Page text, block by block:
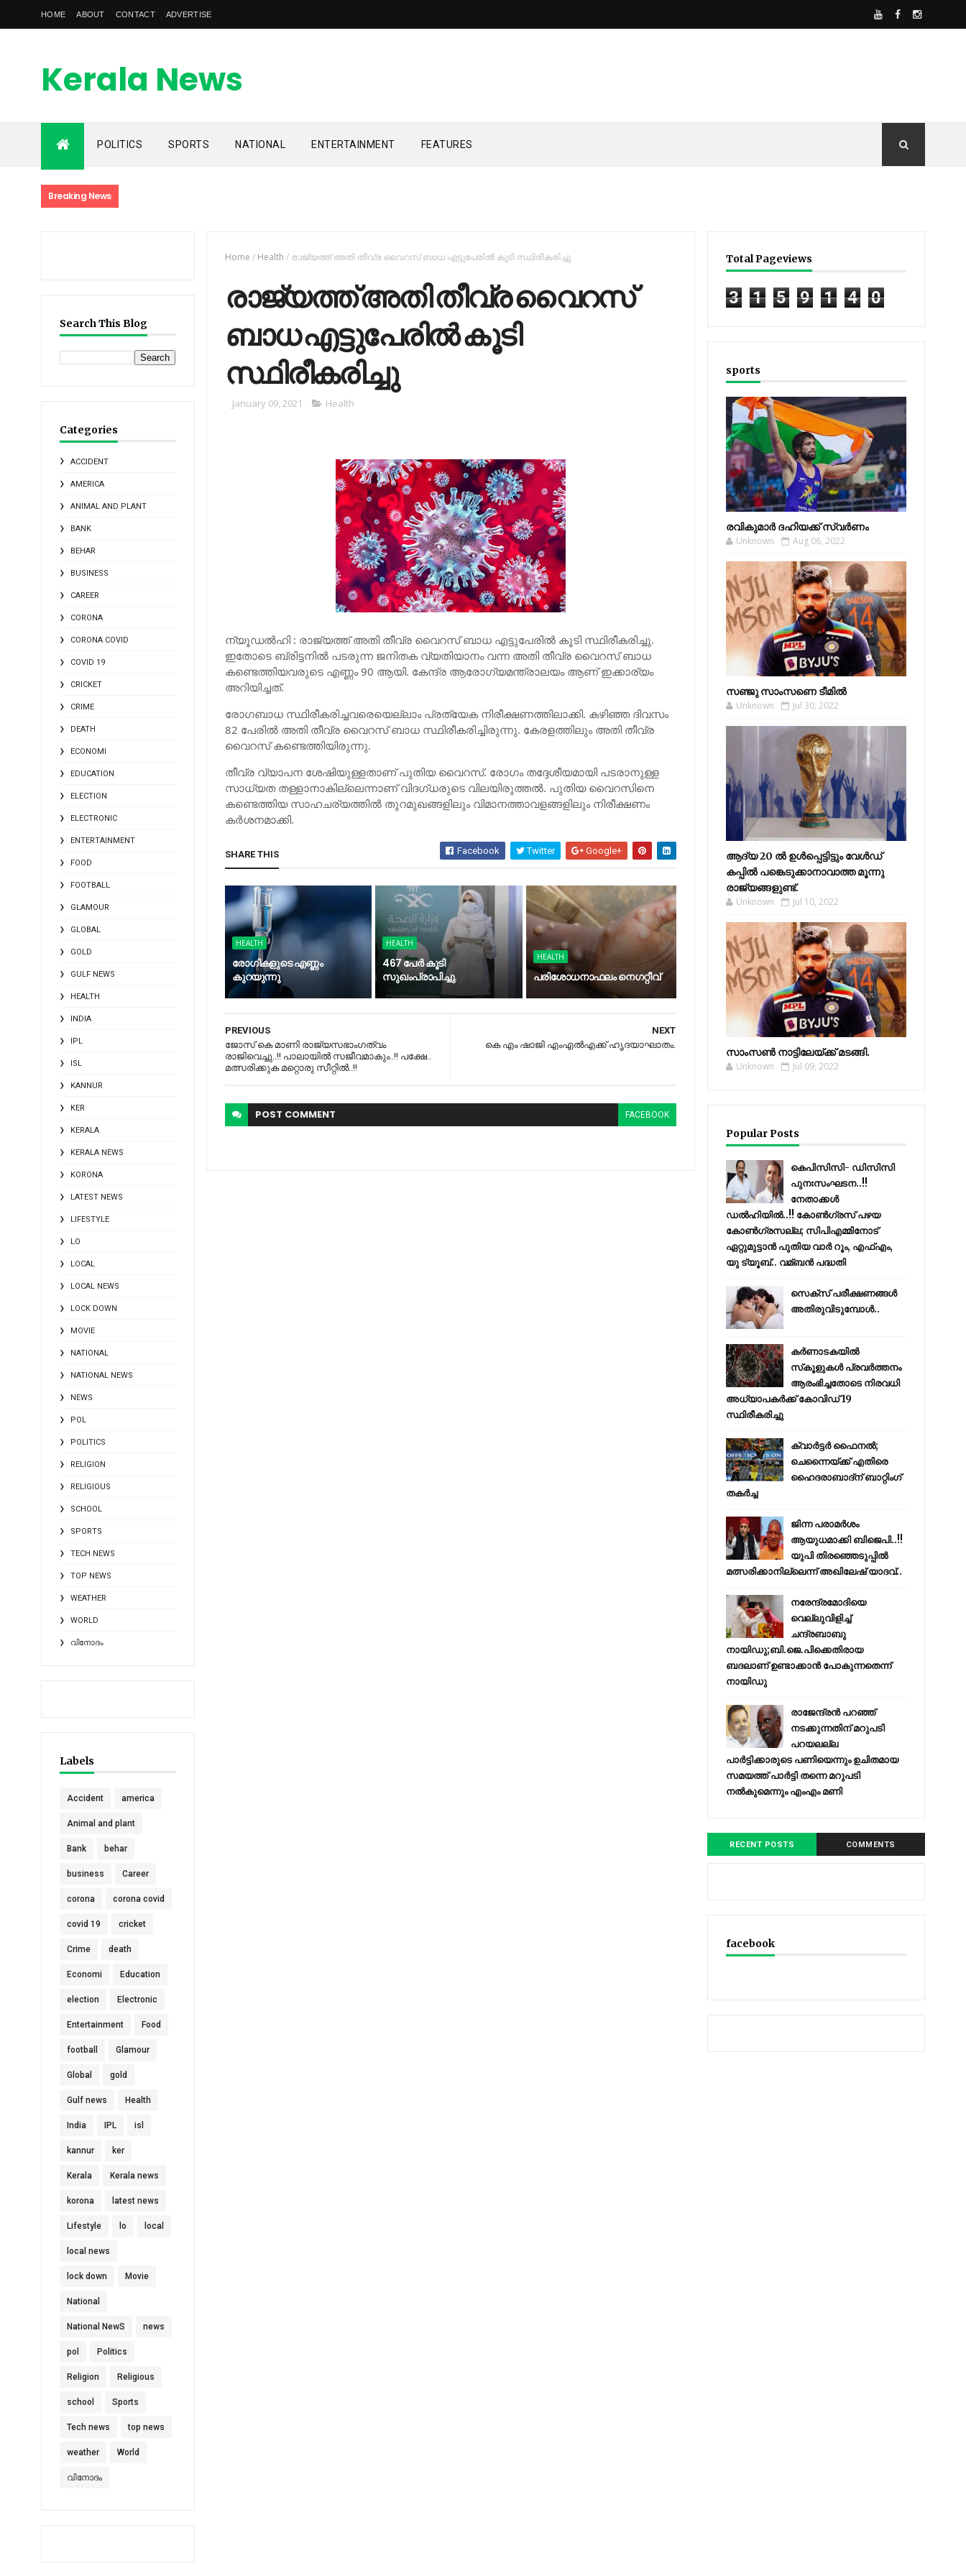
HOME ABOUT CONTACT ADVERTISE
Kerala News
Feed
kerala news feed is the one of the best malayalam online
POLITICS SPORTS NATIONAL ENTERTAINMENT FEATURES
Breaking News
Search This Blog
Categories
ACCIDENT
AMERICA
ANIMAL AND PLANT
BANK
BEHAR
BUSINESS
CAREER
CORONA
CORONA COVID
COVID 19
CRICKET
CRIME
DEATH
ECONOMI
EDUCATION
ELECTION
ELECTRONIC
ENTERTAINMENT
FOOD
FOOTBALL
GLAMOUR
GLOBAL
GOLD
GULF NEWS
HEALTH
INDIA
IPL
ISL
KANNUR
KER
KERALA
KERALA NEWS
KORONA
LATEST NEWS
LIFESTYLE
LO
LOCAL
LOCAL NEWS
LOCK DOWN
MOVIE
NATIONAL
NATIONAL NEWS
NEWS
POL
POLITICS
RELIGION
RELIGIOUS
SCHOOL
SPORTS
TECH NEWS
TOP NEWS
WEATHER
WORLD
വിനോദം
Labels
Accident america
Animal and plant
Bank behar
business Career
corona corona covid
covid 19 cricket
Crime death
Economi Education
election Electronic
Entertainment Food
football Glamour
Global gold
Gulf news Health
India IPL isl
kannur ker
Kerala Kerala news
korona latest news
Lifestyle lo local
local news
lock down Movie
National
National NewS news
pol Politics
Religion Religious
school Sports
Tech news top news
weather World
വിനോദം
Home / Health / രാജ്യത്ത് അതി തീവ്ര വൈറസ് ബാധ എട്ടുപേരില്‍ കൂടി സ്ഥിരീകരിച്ചു
രാജ്യത്ത് അതി തീവ്ര വൈറസ്
ബാധ എട്ടുപേരില്‍ കൂടി
സ്ഥിരീകരിച്ചു
January 09, 2021 Health
ന്യൂഡല്‍ഹി : രാജ്യത്ത് അതി തീവ്ര വൈറസ് ബാധ എട്ടുപേരില്‍ കൂടി സ്ഥിരീകരിച്ചു.
ഇതോടെ ബ്രിട്ടനില്‍ പടരുന്ന ജനിതക വ്യതിയാനം വന്ന അതി തീവ്ര വൈറസ് ബാധ
കണ്ടെത്തിയവരുടെ എണ്ണം 90 ആയി. കേന്ദ്ര ആരോഗ്യമന്ത്രാലയം ആണ് ഇക്കാര്യം
അറിയിച്ചത്.
രോഗബാധ സ്ഥിരീകരിച്ചവരെയെല്ലാം പ്രത്യേക നിരീക്ഷണത്തിലാക്കി. കഴിഞ്ഞ ദിവസം
82 പേരില്‍ അതി തീവ്ര വൈറസ് ബാധ സ്ഥിരീകരിച്ചിരുന്നു. കേരളത്തിലും അതി തീവ്ര
വൈറസ് കണ്ടെത്തിയിരുന്നു.
തീവ്ര വ്യാപന ശേഷിയുള്ളതാണ് പുതിയ വൈറസ്. രോഗം തദ്ദേശീയമായി പടരാനുള്ള
സാധ്യത തള്ളാനാകില്ലെന്നാണ് വിദഗ്ധരുടെ വിലയിരുത്തല്‍. പുതിയ വൈറസിനെ
കണ്ടെത്തിയ സാഹചര്യത്തില്‍ തുറമുഖങ്ങളിലും വിമാനത്താവളങ്ങളിലും നിരീക്ഷണം
കര്‍ശനമാക്കി.
SHARE THIS Facebook Twitter Google+
HEALTH
രോഗികളുടെ എണ്ണം
കുറയുന്നു
HEALTH
467 പേര്‍ കൂടി
സുഖംപ്രാപിച്ചു.
HEALTH
പ​രി​ശോ​ധ​നാ​ഫ​ലം നെ​ഗ​റ്റീ​വ്
NEXT
കെ എം ഷാജി എംഎല്‍എക്ക് ഹൃദയാഘാതം.
PREVIOUS
ജോസ് കെ മാണി രാജ്യസഭാംഗത്വം
രാജിവെച്ചു..!! പാലായില്‍ സജീവമാകും..!! പക്ഷേ..
മത്സരിക്കുക മറ്റൊരു സീറ്റിൽ..!!
POST COMMENT FACEBOOK
Total Pageviews
3 1 5 9 1 4 0
sports
രവികുമാര്‍ ദഹിയക്ക് സ്വര്‍ണം
Unknown Aug 06, 2022
സഞ്ജു സാംസണെ ടീമില്‍
Unknown Jul 30, 2022
ആദ്യ 20 ല്‍ ഉള്‍പ്പെട്ടിട്ടും വേള്‍ഡ്
കപ്പില്‍ പങ്കെടുക്കാനാവാത്ത മൂന്നു
രാജ്യങ്ങളുണ്ട്.
Unknown Jul 10, 2022
സാംസണ്‍ നാട്ടിലേയ്‌ക്ക് മടങ്ങി.
Unknown Jul 09, 2022
Popular Posts
കെപിസിസി- ഡിസിസി
പുനഃസംഘടന..!!
നേതാക്കൾ
ഡൽഹിയിൽ..!! കോണ്‍ഗ്രസ് പഴയ
കോണ്‍ഗ്രസല്ല; സിപിഎമ്മിനോട്
ഏറ്റുമുട്ടാന്‍ പുതിയ വാര്‍ റൂം, എഫ്‌എം,
യു ട്യൂബ്.. വമ്ബന്‍ പദ്ധതി
സെക്സ് പരീക്ഷണങ്ങൾ
അതിരുവിടുമ്പോൾ..
കര്‍ണാടകയില്‍
സ്‌കൂളുകള്‍ പ്രവര്‍ത്തനം
ആരംഭിച്ചതോടെ നിരവധി
അധ്യാപകര്‍ക്ക് കോവിഡ് 19
സ്ഥിരീകരിച്ചു
ക്വാർട്ടർ ഫൈനൽ;
ചെന്നൈയ്ക്ക് എതിരെ
ഹൈദരാബാദ്ന് ബാറ്റിംഗ്
തകർച്ച
ജിന്ന പരാമര്‍ശം
ആയുധമാക്കി ബിജെപി..!!
യുപി തിരഞ്ഞെടുപ്പില്‍
മത്സരിക്കാനില്ലെന്ന് അഖിലേഷ് യാദവ്..
നരേന്ദ്രമോദിയെ
വെല്ലുവിളിച്ച്
ചന്ദ്രബാബു
നായിഡു;ബി.ജെ.പിക്കെതിരായ
ബദലാണ് ഉണ്ടാക്കാന്‍ പോകുന്നതെന്ന്
നായിഡു
രാജേന്ദ്രന്‍ പറഞ്ഞ്
നടക്കുന്നതിന് മറുപടി
പറയലല്ല
പാര്‍ട്ടിക്കാരുടെ പണിയെന്നും ഉചിതമായ
സമയത്ത് പാര്‍ട്ടി തന്നെ മറുപടി
നല്‍കുമെന്നും എംഎം മണി
RECENT POSTS COMMENTS
facebook